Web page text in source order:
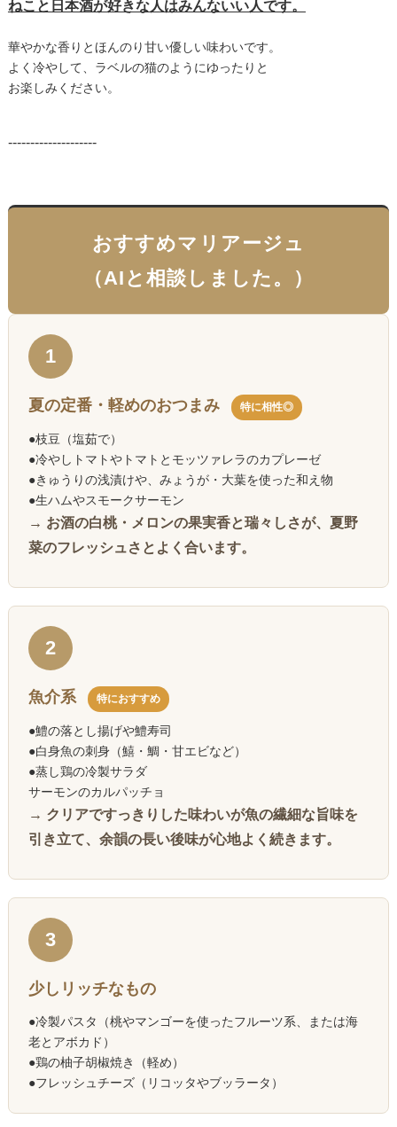
ねこと日本酒が好きな人はみんないい人です。
華やかな香りとほんのり甘い優しい味わいです。
よく冷やして、ラベルの猫のようにゆったりと
お楽しみください。
--------------------
おすすめマリアージュ
（AIと相談しました。）
1
夏の定番・軽めのおつまみ 特に相性◎
●枝豆（塩茹で）
●冷やしトマトやトマトとモッツァレラのカプレーゼ
●きゅうりの浅漬けや、みょうが・大葉を使った和え物
●生ハムやスモークサーモン
→ お酒の白桃・メロンの果実香と瑞々しさが、夏野
菜のフレッシュさとよく合います。
2
魚介系 特におすすめ
●鱧の落とし揚げや鱧寿司
●白身魚の刺身（鱚・鯛・甘エビなど）
●蒸し鶏の冷製サラダ
サーモンのカルパッチョ
→ クリアですっきりした味わいが魚の繊細な旨味を
引き立て、余韻の長い後味が心地よく続きます。
3
少しリッチなもの
●冷製パスタ（桃やマンゴーを使ったフルーツ系、または海
老とアボカド）
●鶏の柚子胡椒焼き（軽め）
●フレッシュチーズ（リコッタやブッラータ）